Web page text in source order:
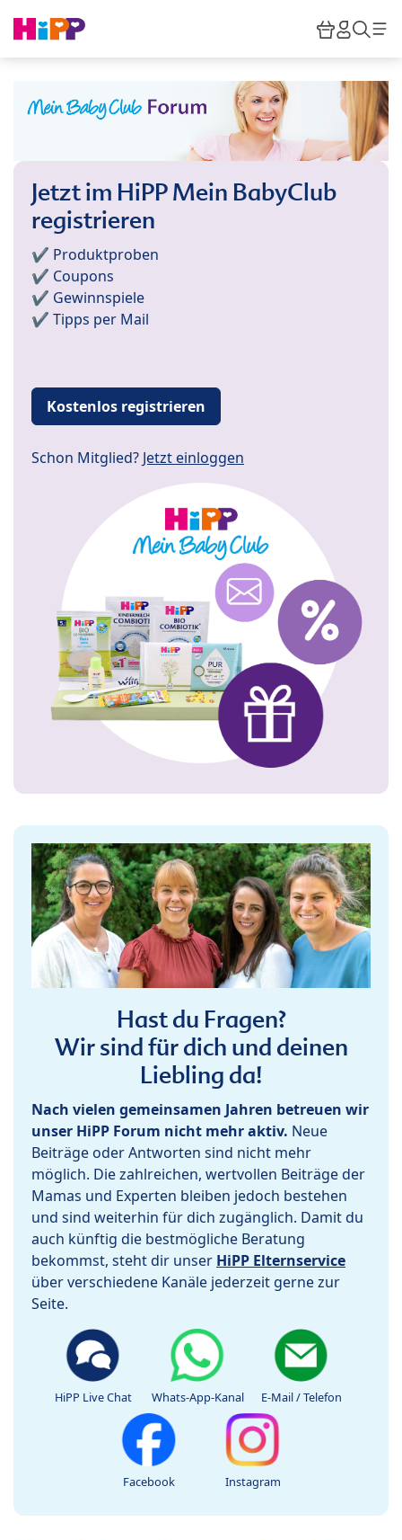
HiPP
Jetzt im HiPP Mein BabyClub
registrieren
✔️ Produktproben
✔️ Coupons
✔️ Gewinnspiele
✔️ Tipps per Mail
Kostenlos registrieren
Schon Mitglied? Jetzt einloggen
Hast du Fragen?
Wir sind für dich und deinen
Liebling da!
Nach vielen gemeinsamen Jahren betreuen wir
unser HiPP Forum nicht mehr aktiv. Neue
Beiträge oder Antworten sind nicht mehr
möglich. Die zahlreichen, wertvollen Beiträge der
Mamas und Experten bleiben jedoch bestehen
und sind weiterhin für dich zugänglich. Damit du
auch künftig die bestmögliche Beratung
bekommst, steht dir unser HiPP Elternservice
über verschiedene Kanäle jederzeit gerne zur
Seite.
HiPP Live Chat Whats-App-Kanal E-Mail / Telefon
Facebook Instagram